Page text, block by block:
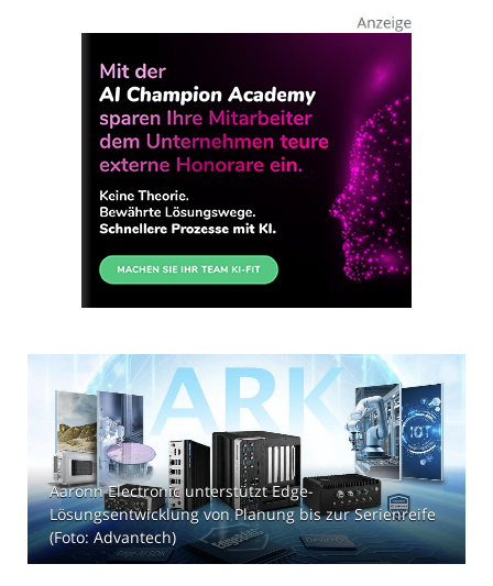
Aaronn Electronic unterstützt Edge-
Lösungsentwicklung von Planung bis zur Serienreife
(Foto: Advantech)